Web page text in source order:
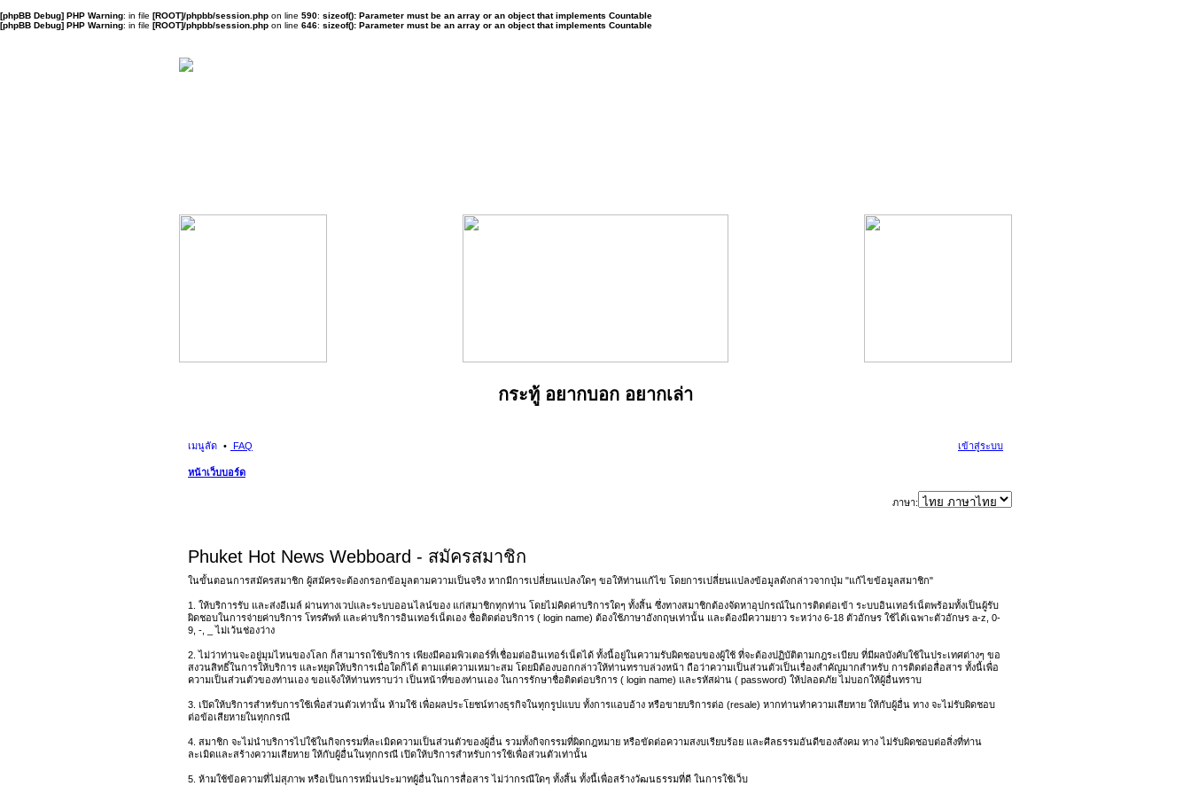
[phpBB Debug] PHP Warning: in file [ROOT]/phpbb/session.php on line 590: sizeof(): Parameter must be an array or an object that implements Countable
[phpBB Debug] PHP Warning: in file [ROOT]/phpbb/session.php on line 646: sizeof(): Parameter must be an array or an object that implements Countable
กระทู้ อยากบอก อยากเล่า
เมนูลัด FAQ เข้าสู่ระบบ
หน้าเว็บบอร์ด
ภาษา:
Phuket Hot News Webboard - สมัครสมาชิก
ในขั้นตอนการสมัครสมาชิก ผู้สมัครจะต้องกรอกข้อมูลตามความเป็นจริง หากมีการเปลี่ยนแปลงใดๆ ขอให้ท่านแก้ไข โดยการเปลี่ยนแปลงข้อมูลดังกล่าวจากปุ่ม "แก้ไขข้อมูลสมาชิก"
1. ให้บริการรับ และส่งอีเมล์ ผ่านทางเวปและระบบออนไลน์ของ แก่สมาชิกทุกท่าน โดยไม่คิดค่าบริการใดๆ ทั้งสิ้น ซึ่งทางสมาชิกต้องจัดหาอุปกรณ์ในการติดต่อเข้า ระบบอินเทอร์เน็ตพร้อมทั้งเป็นผู้รับ
ผิดชอบในการจ่ายค่าบริการ โทรศัพท์ และค่าบริการอินเทอร์เน็ตเอง ชื่อติดต่อบริการ ( login name) ต้องใช้ภาษาอังกฤษเท่านั้น และต้องมีความยาว ระหว่าง 6-18 ตัวอักษร ใช้ได้เฉพาะตัวอักษร a-z, 0-
9, -, _ ไม่เว้นช่องว่าง
2. ไม่ว่าท่านจะอยู่มุมไหนของโลก ก็สามารถใช้บริการ เพียงมีคอมพิวเตอร์ที่เชื่อมต่ออินเทอร์เน็ตได้ ทั้งนี้อยู่ในความรับผิดชอบของผู้ใช้ ที่จะต้องปฏิบัติตามกฎระเบียบ ที่มีผลบังคับใช้ในประเทศต่างๆ ขอ
สงวนสิทธิ์ในการให้บริการ และหยุดให้บริการเมื่อใดก็ได้ ตามแต่ความเหมาะสม โดยมิต้องบอกกล่าวให้ท่านทราบล่วงหน้า ถือว่าความเป็นส่วนตัวเป็นเรื่องสำคัญมากสำหรับ การติดต่อสื่อสาร ทั้งนี้เพื่อ
ความเป็นส่วนตัวของท่านเอง ขอแจ้งให้ท่านทราบว่า เป็นหน้าที่ของท่านเอง ในการรักษาชื่อติดต่อบริการ ( login name) และรหัสผ่าน ( password) ให้ปลอดภัย ไม่บอกให้ผู้อื่นทราบ
3. เปิดให้บริการสำหรับการใช้เพื่อส่วนตัวเท่านั้น ห้ามใช้ เพื่อผลประโยชน์ทางธุรกิจในทุกรูปแบบ ทั้งการแอบอ้าง หรือขายบริการต่อ (resale) หากท่านทำความเสียหาย ให้กับผู้อื่น ทาง จะไม่รับผิดชอบ
ต่อข้อเสียหายในทุกกรณี
4. สมาชิก จะไม่นำบริการไปใช้ในกิจกรรมที่ละเมิดความเป็นส่วนตัวของผู้อื่น รวมทั้งกิจกรรมที่ผิดกฎหมาย หรือขัดต่อความสงบเรียบร้อย และศีลธรรมอันดีของสังคม ทาง ไม่รับผิดชอบต่อสิ่งที่ท่าน
ละเมิดและสร้างความเสียหาย ให้กับผู้อื่นในทุกกรณี เปิดให้บริการสำหรับการใช้เพื่อส่วนตัวเท่านั้น
5. ห้ามใช้ข้อความที่ไม่สุภาพ หรือเป็นการหมิ่นประมาทผู้อื่นในการสื่อสาร ไม่ว่ากรณีใดๆ ทั้งสิ้น ทั้งนี้เพื่อสร้างวัฒนธรรมที่ดี ในการใช้เว็บ